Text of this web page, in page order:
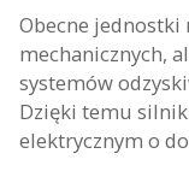
Obecne jednostki
mechanicznych,
systemów
Dzięki temu
elektrycznym o